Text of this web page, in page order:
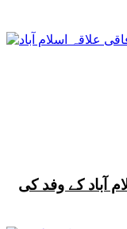
آباد کے وفد کی